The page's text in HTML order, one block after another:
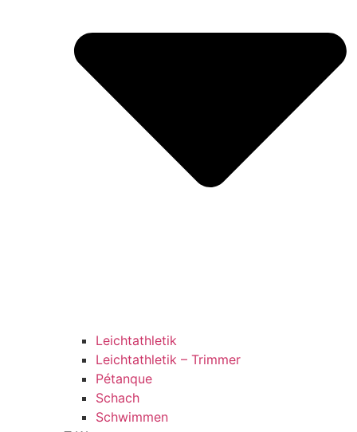
Leichtathletik
Leichtathletik – Trimmer
Pétanque
Schach
Schwimmen